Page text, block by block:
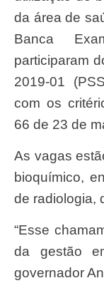
da área de
Banca
participaram
2019-01
com os
66 de 23 de
As vagas estão distribuídas entre os cargos de
bioquímico,
de radiologia,
“Esse chamamento faz parte do compromisso
da gestão
governador